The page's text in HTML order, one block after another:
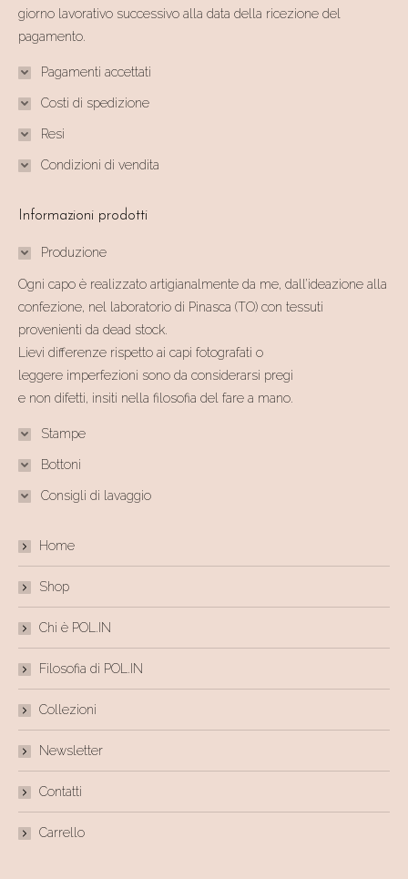
giorno lavorativo successivo alla data della ricezione del
pagamento.
Pagamenti accettati
Costi di spedizione
Resi
Condizioni di vendita
Informazioni prodotti
Produzione
Ogni capo è realizzato artigianalmente da me, dall’ideazione alla
confezione, nel laboratorio di Pinasca (TO) con tessuti
provenienti da dead stock.
Lievi differenze rispetto ai capi fotografati o
leggere imperfezioni sono da considerarsi pregi
e non difetti, insiti nella filosofia del fare a mano.
Stampe
Bottoni
Consigli di lavaggio
Home
Shop
Chi è POL.IN
Filosofia di POL.IN
Collezioni
Newsletter
Contatti
Carrello